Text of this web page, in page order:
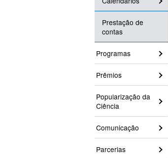
Prestação de
contas
Programas
Prêmios
Popularização da
Ciência
Comunicação
Parcerias